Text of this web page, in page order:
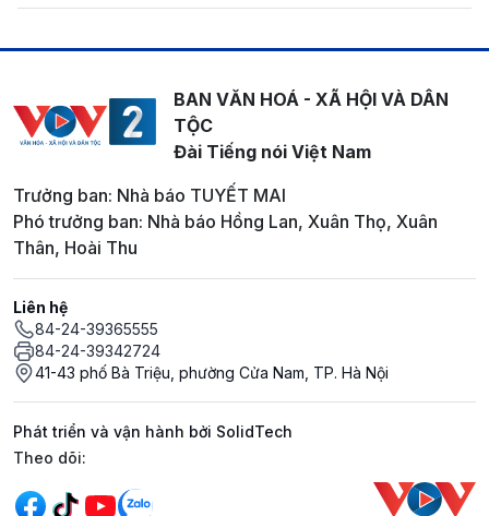
BAN VĂN HOÁ - XÃ HỘI VÀ DÂN
TỘC
Đài Tiếng nói Việt Nam
Trưởng ban: Nhà báo TUYẾT MAI
Phó trưởng ban: Nhà báo Hồng Lan, Xuân Thọ, Xuân
Thân, Hoài Thu
Liên hệ
84-24-39365555
84-24-39342724
41-43 phố Bà Triệu, phường Cửa Nam, TP. Hà Nội
Phát triển và vận hành bởi SolidTech
Mạng xã hội
Theo dõi: